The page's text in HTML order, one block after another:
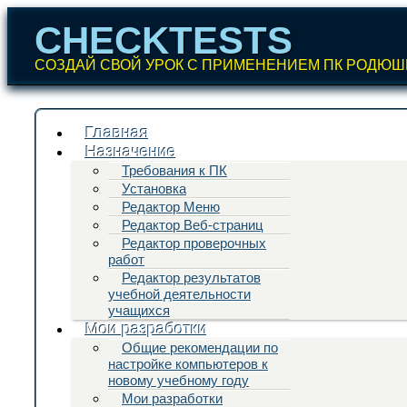
CHECKTESTS
СОЗДАЙ СВОЙ УРОК С ПРИМЕНЕНИЕМ ПК
Главное меню
Перейти
содержанию
Главная
Назначение
Требования к ПК
Установка
Редактор Меню
Редактор Веб-страниц
Редактор проверочных
работ
Редактор результатов
учебной деятельности
учащихся
Мои разработки
Общие рекомендации по
настройке компьютеров к
новому учебному году
Мои разработки